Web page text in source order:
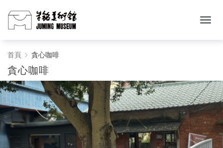
貪
心
咖
啡
-
首頁 貪心咖啡
貪心咖啡